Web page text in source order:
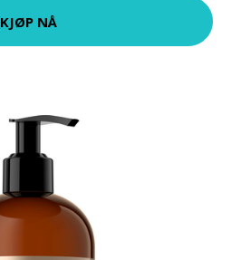
KJØP NÅ